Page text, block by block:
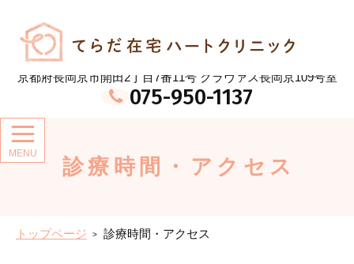
てらだ在宅ハートクリニック
京都府長岡京市開田2丁目7番11号 クラヴァス長岡京109号室
075-950-1137
トップページ 診療時間・アクセス
診療時間・アクセス